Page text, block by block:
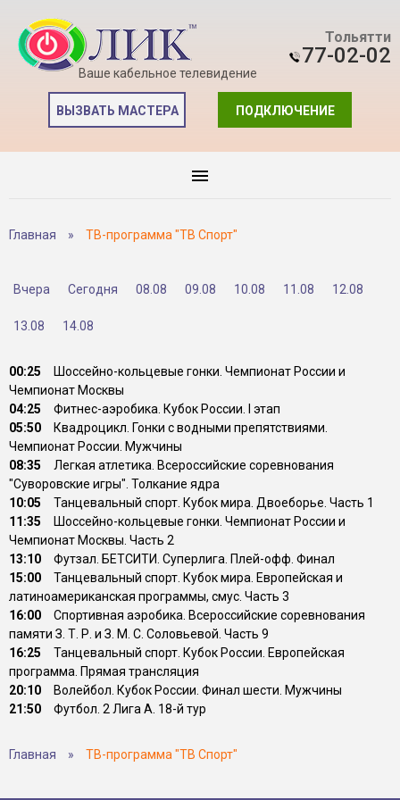
Ваше кабельное телевидение
Тольятти
77-02-02
ПОДКЛЮЧЕНИЕ
ВЫЗВАТЬ МАСТЕРА
Главная » ТВ-программа "ТВ Спорт"
Вчера Сегодня 08.08 09.08 10.08 11.08 12.08
13.08 14.08
00:25
Шоссейно-кольцевые гонки. Чемпионат России и
Чемпионат Москвы
04:25
Фитнес-аэробика. Кубок России. I этап
05:50
Квадроцикл. Гонки с водными препятствиями.
Чемпионат России. Мужчины
08:35
Легкая атлетика. Всероссийские соревнования
"Суворовские игры". Толкание ядра
10:05
Танцевальный спорт. Кубок мира. Двоеборье. Часть 1
11:35
Шоссейно-кольцевые гонки. Чемпионат России и
Чемпионат Москвы. Часть 2
13:10
Футзал. БЕТСИТИ. Суперлига. Плей-офф. Финал
15:00
Танцевальный спорт. Кубок мира. Европейская и
латиноамериканская программы, смус. Часть 3
16:00
Спортивная аэробика. Всероссийские соревнования
памяти З. Т. Р. и З. М. С. Соловьевой. Часть 9
16:25
Танцевальный спорт. Кубок России. Европейская
программа. Прямая трансляция
20:10
Волейбол. Кубок России. Финал шести. Мужчины
21:50
Футбол. 2 Лига А. 18-й тур
Главная » ТВ-программа "ТВ Спорт"